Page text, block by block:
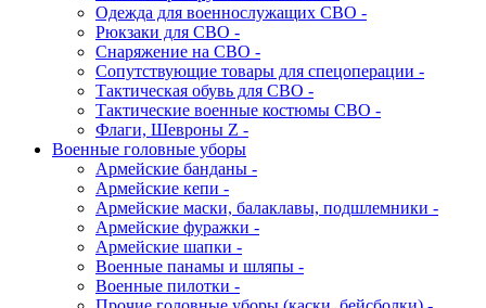
Одежда для военнослужащих СВО -
Рюкзаки для СВО -
Снаряжение на СВО -
Сопутствующие товары для спецоперации -
Тактическая обувь для СВО -
Тактические военные костюмы СВО -
Флаги, Шевроны Z -
Военные головные уборы
Армейские банданы -
Армейские кепи -
Армейские маски, балаклавы, подшлемники -
Армейские фуражки -
Армейские шапки -
Военные панамы и шляпы -
Военные пилотки -